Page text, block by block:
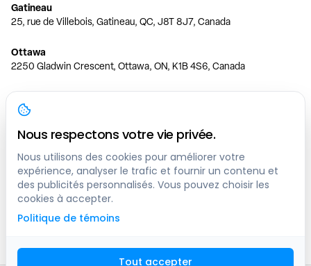
Gatineau
25, rue de Villebois, Gatineau, QC, J8T 8J7, Canada
Ottawa
2250 Gladwin Crescent, Ottawa, ON, K1B 4S6, Canada
Toronto
150 Ferrand Dr, 6th Floor, Toronto, ON, M3C 3E5, Canada
Vancouver
1200 W 73rd Ave #1415, Vancouver, BC, V6P 6G5, Canada
Calgary
444 5 Ave SW #400 Calgary, AB, T2P 2T8, Canada
Nous respectons votre vie privée.
Nous utilisons des cookies pour améliorer votre
expérience, analyser le trafic et fournir un contenu et
des publicités personnalisés. Vous pouvez choisir les
cookies à accepter.
Politique de témoins
Tout accepter